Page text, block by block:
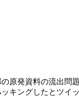
原発資料の流出問
キングしたとツイ